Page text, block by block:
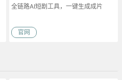
全链路AI短剧工具，一键生成成片
官网